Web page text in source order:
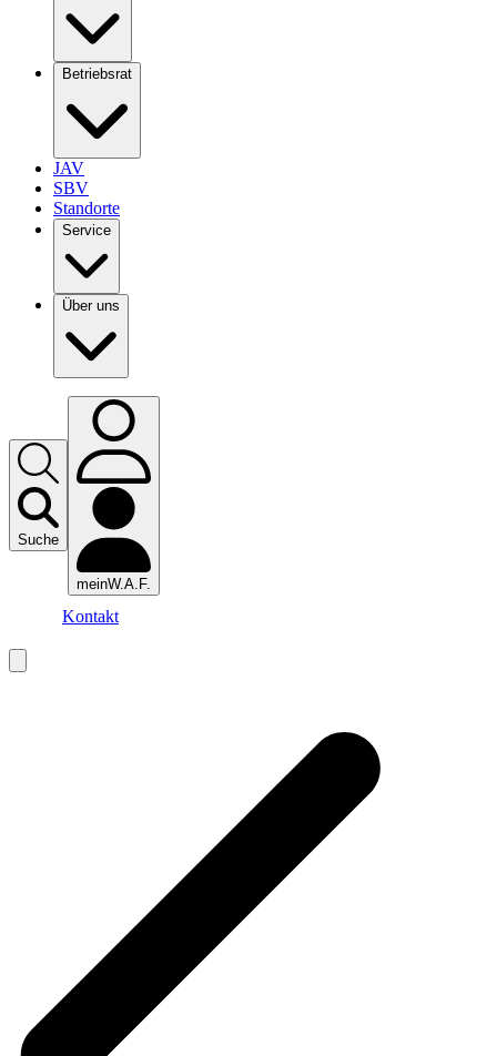
Betriebsrat
JAV
SBV
Standorte
Service
Über uns
Suche
meinW.A.F.
Kontakt